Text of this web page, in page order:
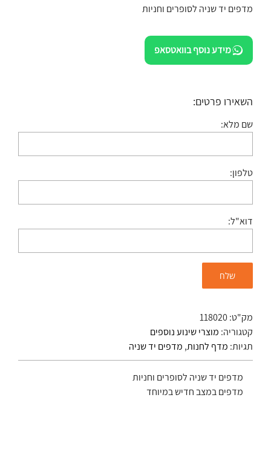
מדפים יד שניה לסופרים וחניות
מידע נוסף בוואטסאפ
השאירו פרטים:
שם מלא:
טלפון:
דוא"ל:
מק"ט:118020
קטגוריה: מוצרי שינוע נוספים
תגיות: מדף לחנות, מדפים יד שניה
מדפים יד שניה לסופרים וחניות
מדפים במצב חדיש במיוחד